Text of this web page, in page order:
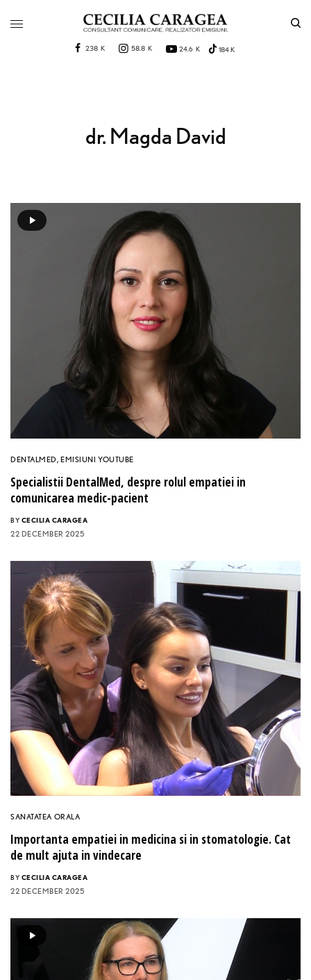
238 K 58.8 K 24.6 K 184 K
dr. Magda David
DENTALMED,EMISIUNI YOUTUBE
Specialistii DentalMed, despre rolul empatiei in
comunicarea medic-pacient
BY CECILIA CARAGEA
22 DECEMBER 2025
SANATATEA ORALA
Importanta empatiei in medicina si in stomatologie. Cat
de mult ajuta in vindecare
BY CECILIA CARAGEA
22 DECEMBER 2025